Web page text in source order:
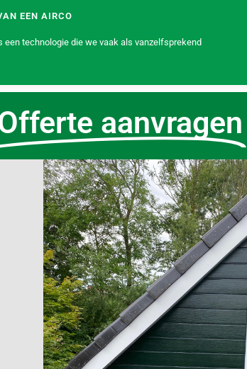
EEN AIRCO
een technologie die we vaak als vanzelfsprekend
aanvragen